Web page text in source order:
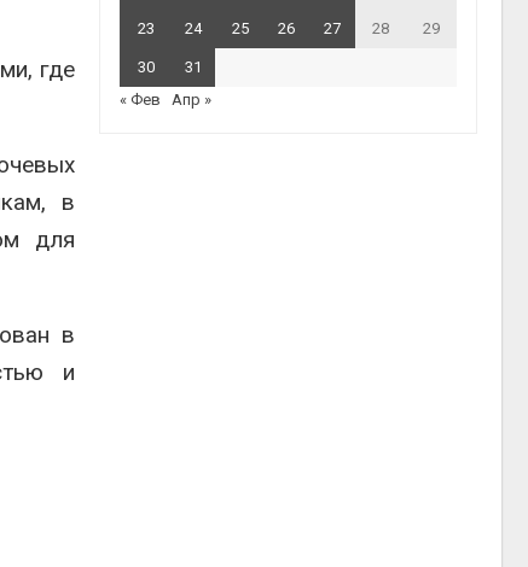
где
в
для
в
и
23 24 25 26 27 28 29
30
31
« Фев
Апр »